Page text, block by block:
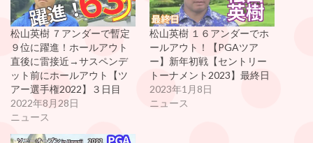
松山英樹 ７アンダーで暫定
９位に躍進！ホールアウト
直後に雷接近→サスペンデ
ット前にホールアウト【ツ
アー選手権2022】３日目
2022年8月28日
ニュース
松山英樹 １６アンダーでホ
ールアウト！【PGAツア
ー】新年初戦【セントリー
トーナメント2023】最終日
2023年1月8日
ニュース